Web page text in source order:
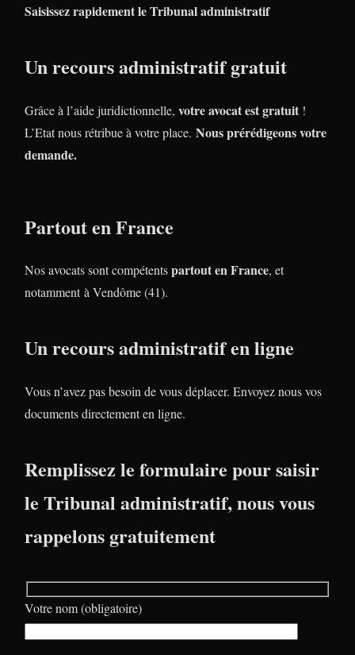
Saisissez rapidement le Tribunal administratif
Un recours administratif gratuit
Grâce à l’aide juridictionnelle, votre avocat est gratuit !
L’Etat nous rétribue à votre place. Nous prérédigeons votre
demande.
Partout en France
Nos avocats sont compétentspartout en France, et
notamment à Vendôme (41).
Un recours administratif en ligne
Vous n’avez pas besoin de vous déplacer. Envoyez nous vos
documents directement en ligne.
Remplissez le formulaire pour saisir
le Tribunal administratif, nous vous
rappelons gratuitement
Votre nom (obligatoire)